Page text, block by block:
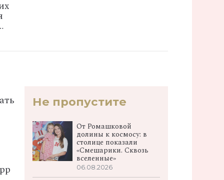
Не пропустите
От Ромашковой
долины к космосу: в
столице показали
«Смешарики. Сквозь
вселенные»
06.08.2026